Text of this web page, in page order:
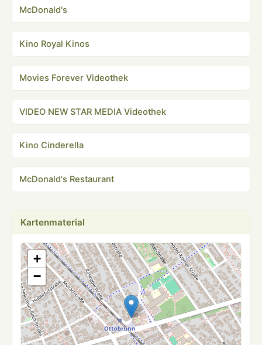
McDonald's
Kino Royal Kinos
Movies Forever Videothek
VIDEO NEW STAR MEDIA Videothek
Kino Cinderella
McDonald's Restaurant
Kartenmaterial
+
−